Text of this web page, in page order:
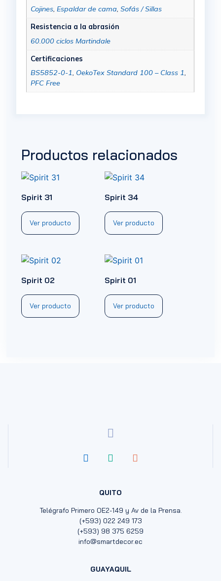
Cojines, Espaldar de cama, Sofás / Sillas
Resistencia a la abrasión
60.000 ciclos Martindale
Certificaciones
BS5852-0-1, OekoTex Standard 100 – Class 1,
PFC Free
Productos relacionados
Spirit 31
Ver producto
Spirit 34
Ver producto
Spirit 02
Ver producto
Spirit 01
Ver producto
QUITO
Telégrafo Primero OE2-149 y Av de la Prensa.
(+593) 022 249 173
(+593) 98 375 6259
info@smartdecor.ec
GUAYAQUIL